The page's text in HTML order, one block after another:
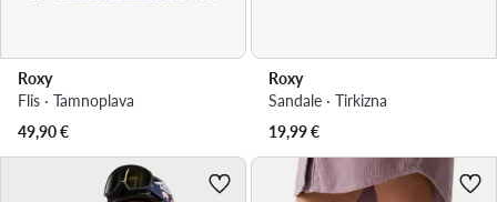
Roxy
Flis · Tamnoplava
49,90€
Roxy
Sandale · Tirkizna
19,99€